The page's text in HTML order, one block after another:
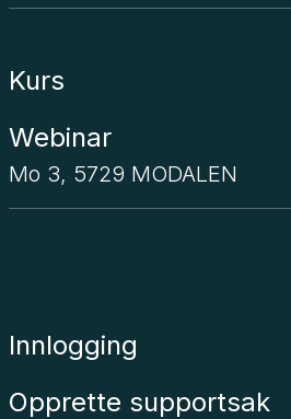
Kurs
Webinar
Mo 3, 5729 MODALEN
Innlogging
Opprette supportsak